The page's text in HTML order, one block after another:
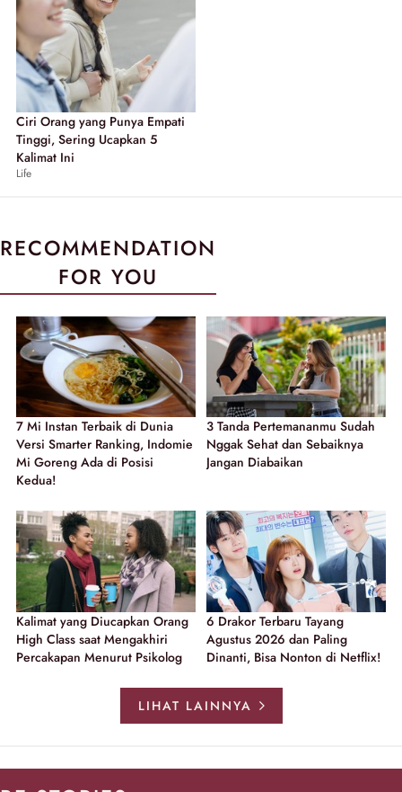
Ciri Orang yang Punya Empati
Tinggi, Sering Ucapkan 5
Kalimat Ini
Life
RECOMMENDATION
FOR YOU
7 Mi Instan Terbaik di Dunia
Versi Smarter Ranking, Indomie
Mi Goreng Ada di Posisi
Kedua!
3 Tanda Pertemananmu Sudah
Nggak Sehat dan Sebaiknya
Jangan Diabaikan
Kalimat yang Diucapkan Orang
High Class saat Mengakhiri
Percakapan Menurut Psikolog
6 Drakor Terbaru Tayang
Agustus 2026 dan Paling
Dinanti, Bisa Nonton di Netflix!
LIHAT LAINNYA